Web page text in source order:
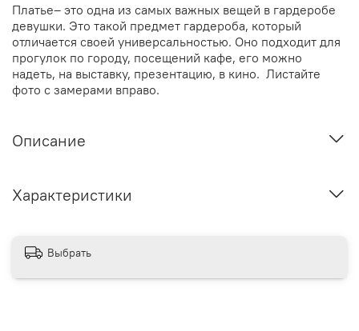
Платье– это одна из самых важных вещей в гардеробе
девушки. Это такой предмет гардероба, который
отличается своей универсальностью. Оно подходит для
прогулок по городу, посещений кафе, его можно
надеть, на выставку, презентацию, в кино. Листайте
фото с замерами вправо.
Описание
Характеристики
Выбрать